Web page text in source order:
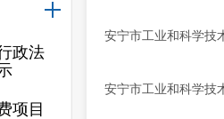
政法
项目
安宁市工业和科学技
安宁市工业和科学技